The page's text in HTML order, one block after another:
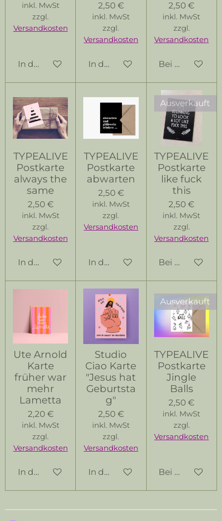
inkl. MwSt
zzgl.
Versandkosten
In den Warenkorb
2,50 €
inkl. MwSt
zzgl.
Versandkosten
In den Warenkorb
2,50 €
inkl. MwSt
zzgl.
Versandkosten
Bei
TYPEALIVE
Postkarte
always the
same
2,50 €
inkl. MwSt
zzgl.
Versandkosten
In den Warenkorb
TYPEALIVE
Postkarte
abwarten
2,50 €
inkl. MwSt
zzgl.
Versandkosten
In den Warenkorb
Ausverkauft
TYPEALIVE
Postkarte
like fuck
this
2,50 €
inkl. MwSt
zzgl.
Versandkosten
Bei
Ute Arnold
Karte
früher war
mehr
Lametta
2,20 €
inkl. MwSt
zzgl.
Versandkosten
In den Warenkorb
Studio
Ciao Karte
"Jesus hat
Geburtsta
g"
2,50 €
inkl. MwSt
zzgl.
Versandkosten
In den Warenkorb
Ausverkauft
TYPEALIVE
Postkarte
Jingle
Balls
2,50 €
inkl. MwSt
zzgl.
Versandkosten
Bei